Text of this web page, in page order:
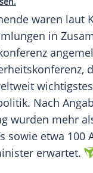
waren laut
in
Nach
wurden mehr
sowie etwa 100
erwartet.